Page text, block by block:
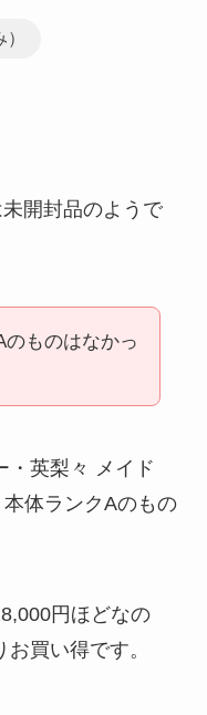
開封品のようで
ものはなかっ
英梨々 メイド
体ランクAのもの
円ほどなの
買い得です。